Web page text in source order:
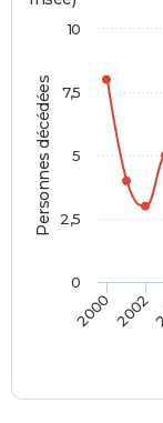
Personnes décédées
2000 2002
0
10
2,5
5
7,5